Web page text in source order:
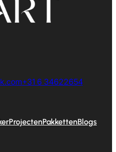
+31 6 34622654
ProjectenPakkettenBlogs